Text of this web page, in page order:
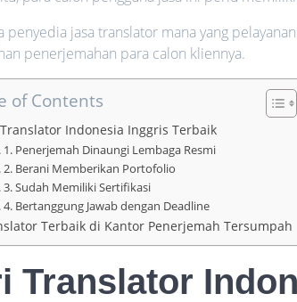
penyedia jasa translator mana yang
penerjemahan para calon kliennya.
of Contents
Indonesia Inggris Terbaik
1. Penerjemah Dinaungi Lembaga Resmi
2. Berani Memberikan Portofolio
3. Sudah Memiliki Sertifikasi
4. Bertanggung Jawab dengan Deadline
Terbaik di Kantor Penerjemah Tersumpah
Translator